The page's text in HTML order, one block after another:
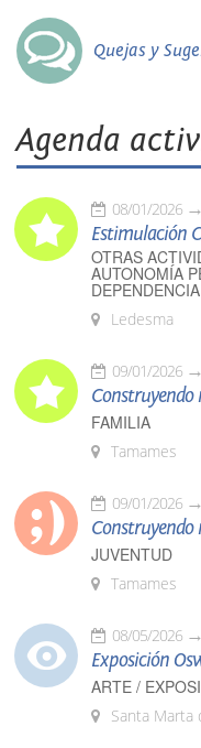
Quejas y
Agenda
08/01/2026
Estimulación
OTRAS
AUTONOMÍA
DEPENDENCIA
Ledesma
09/01/2026
FAMILIA
Tamames
09/01/2026
JUVENTUD
Tamames
08/05/2026
Exposición
ARTE /
Santa Marta